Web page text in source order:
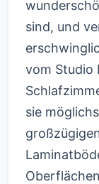
sind, und
vom Studio
sie